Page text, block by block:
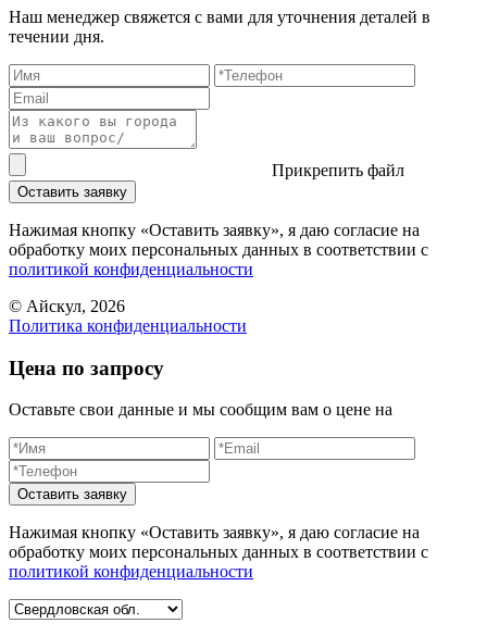
Наш менеджер свяжется с вами для уточнения деталей в
течении дня.
Прикрепить файл
Оставить заявку
Нажимая кнопку «Оставить заявку», я даю согласие на
обработку моих персональных данных в соответствии c
политикой конфиденциальности
© Айскул, 2026
Политика конфиденциальности
Цена по запросу
Оставьте свои данные и мы сообщим вам о цене на
Оставить заявку
Нажимая кнопку «Оставить заявку», я даю согласие на
обработку моих персональных данных в соответствии c
политикой конфиденциальности